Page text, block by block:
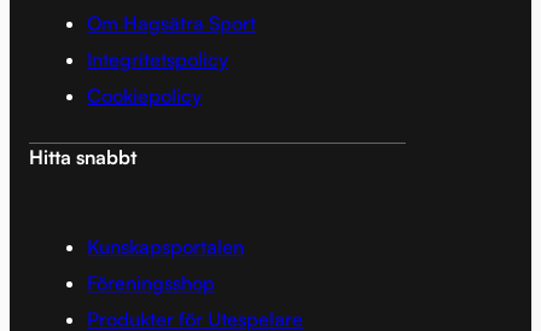
Om Hagsätra Sport
Integritetspolicy
Cookiepolicy
Hitta snabbt
Kunskapsportalen
Föreningsshop
Produkter för Utespelare